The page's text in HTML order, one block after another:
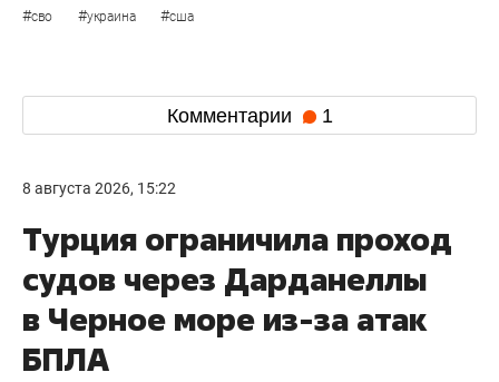
#сво #украина #сша
Комментарии 1
8 августа 2026, 15:22
Турция ограничила проход
судов через Дарданеллы
в Черное море из-за атак
БПЛА